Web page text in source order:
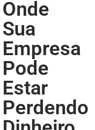
Onde
Sua
Empresa
Pode
Estar
Perdendo